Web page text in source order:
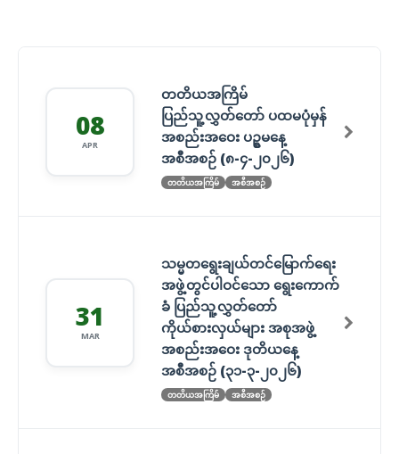
08
APR
တတိယအကြိမ်
ပြည်သူ့လွှတ်တော် ပထမပုံမှန်
အစည်းအဝေး ပဥ္စမနေ့
အစီအစဉ် (၈-၄-၂၀၂၆)
တတိယအကြိမ် အစီအစဉ်
31
MAR
သမ္မတရွေးချယ်တင်မြောက်ရေး
အဖွဲ့တွင်ပါဝင်သော ရွေးကောက်
ခံ ပြည်သူ့လွှတ်တော်
ကိုယ်စားလှယ်များ အစုအဖွဲ့
အစည်းအဝေး ဒုတိယနေ့
အစီအစဉ် (၃၁-၃-၂၀၂၆)
တတိယအကြိမ် အစီအစဉ်